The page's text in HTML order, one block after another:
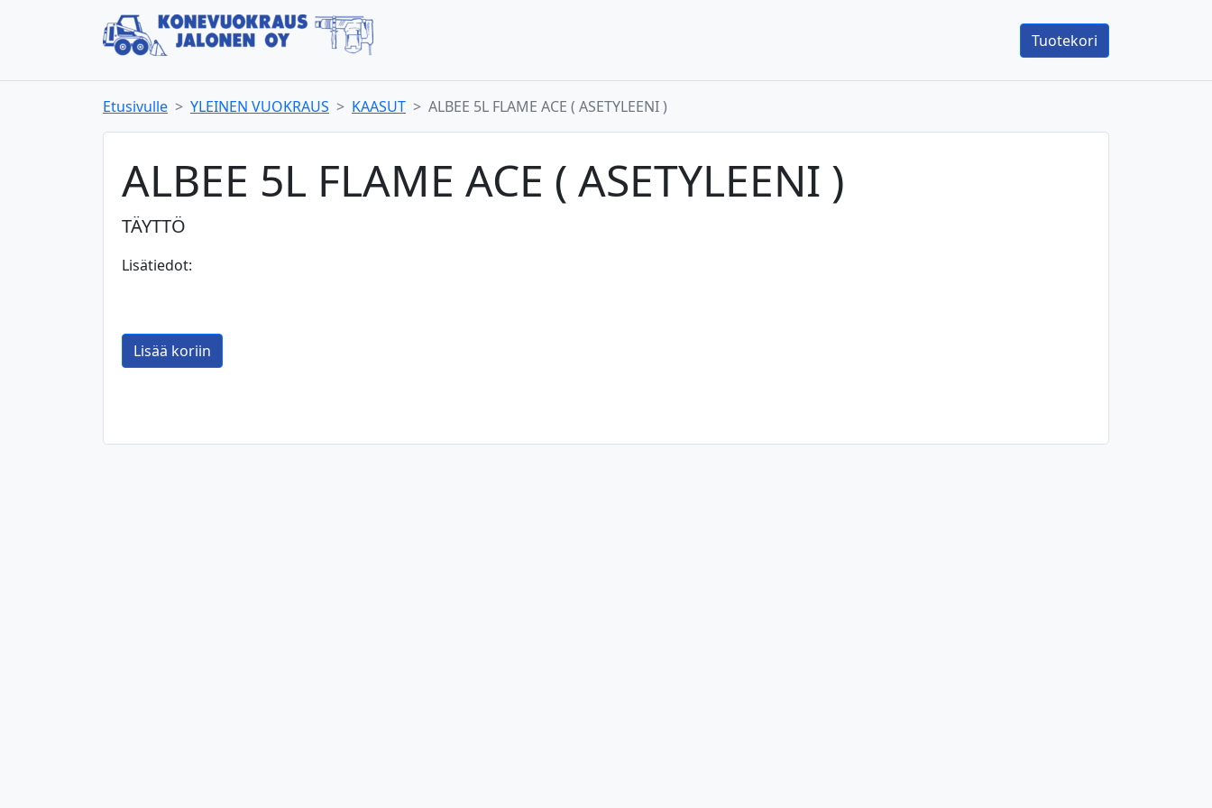
Tuotekori
Etusivulle YLEINEN VUOKRAUS KAASUT ALBEE 5L FLAME ACE ( ASETYLEENI )
ALBEE 5L FLAME ACE ( ASETYLEENI )
TÄYTTÖ
Lisätiedot: